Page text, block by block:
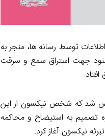
توسط رسانه ­ها، منجر به
شنود جهت استراق سمع و سرقت
شد که شخص نیکسون از این
تصمیم به استیضاح و محاکمه
نیکسون آغاز کرد.